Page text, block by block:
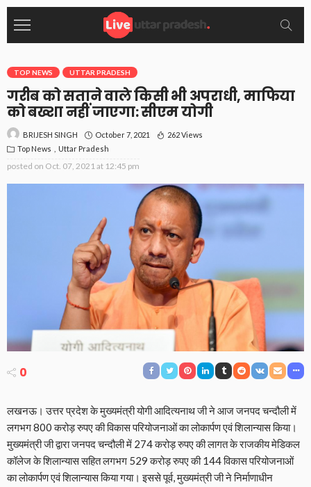
TOP NEWS UTTAR PRADESH
गरीब को सताने वाले किसी भी अपराधी, माफिया
को बख्शा नहीं जाएगा: सीएम योगी
BRIJESH SINGH October 7, 2021
262 Views
Top News
Uttar Pradesh
posted on Oct. 07, 2021 at 12:45 pm
0
लखनऊ। उत्तर प्रदेश के मुख्यमंत्री योगी आदित्यनाथ जी ने आज जनपद चन्दौली में
लगभग 800 करोड़ रुपए की विकास परियोजनाओं का लोकार्पण एवं शिलान्यास किया।
मुख्यमंत्री जी द्वारा जनपद चन्दौली में 274 करोड़ रुपए की लागत के राजकीय मेडिकल
कॉलेज के शिलान्यास सहित लगभग 529 करोड़ रुपए की 144 विकास परियोजनाओं
का लोकार्पण एवं शिलान्यास किया गया। इससे पूर्व, मुख्यमंत्री जी ने निर्माणाधीन